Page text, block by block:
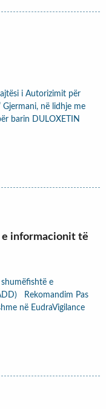
i Autorizimit për
Gjermani, në lidhje me
barin DULOXETIN
e informacionit të
e
Rekomandim Pas
në EudraVigilance